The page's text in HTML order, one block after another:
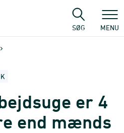
SØG MENU
er 4
end mænds